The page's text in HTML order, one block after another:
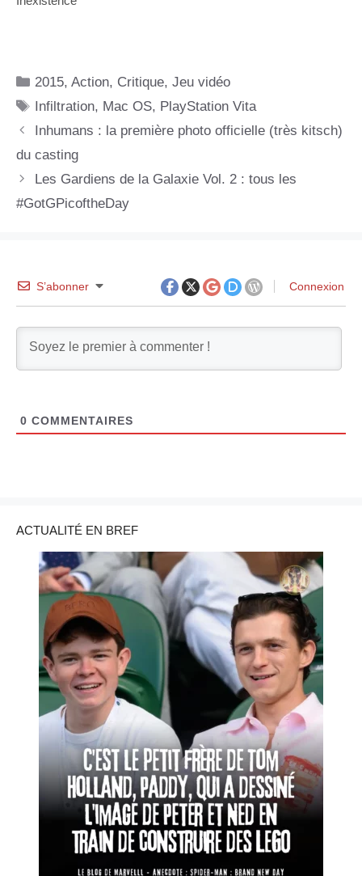
Catégories
2015,Action, Critique,Jeu vidéo
Étiquettes
Infiltration, Mac OS, PlayStation Vita
Inhumans : la première photo officielle (très kitsch)
du casting
Les Gardiens de la Galaxie Vol. 2 : tous les
#GotGPicoftheDay
S’abonner Connexion
0 COMMENTAIRES
ACTUALITÉ EN BREF